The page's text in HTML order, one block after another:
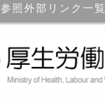
参照外部リンク一覧